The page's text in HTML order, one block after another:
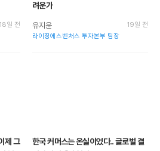
18일 전
려운가
유지윤
라이징에스벤처스 투자본부 팀장
19일 전
제 그
한국 커머스는 온실이었다.. 글로벌 결